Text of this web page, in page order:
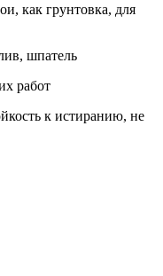
как грунтовка, для
шпатель
работ
к истиранию, не